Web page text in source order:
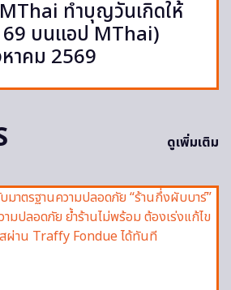
ทำบุญวันเกิดให้
บนแอป MThai)
หาคม 2569
ดูเพิ่มเติม